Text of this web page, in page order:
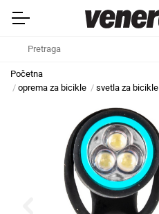
Početna
oprema za bicikle
svetla za bicikle